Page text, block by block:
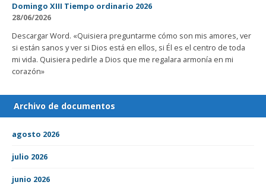
Domingo XIII Tiempo ordinario 2026
28/06/2026
Descargar Word. «Quisiera preguntarme cómo son mis amores, ver
si están sanos y ver si Dios está en ellos, si Él es el centro de toda
mi vida. Quisiera pedirle a Dios que me regalara armonía en mi
corazón»
Archivo de documentos
agosto 2026
julio 2026
junio 2026